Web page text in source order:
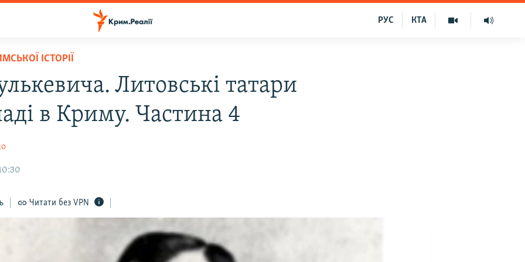
КТА
РУС
ІСТОРІЇ
Литовські татари
в Криму. Частина 4
Читати без VPN